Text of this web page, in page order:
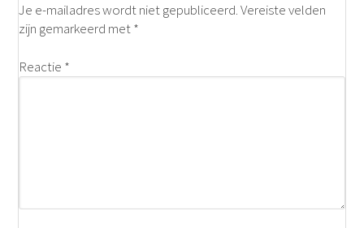
Je e-mailadres wordt niet gepubliceerd.Vereiste velden
zijn gemarkeerd met*
Reactie *